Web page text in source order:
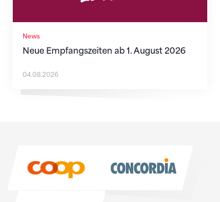
News
Neue Empfangszeiten ab 1. August 2026
04.08.2026